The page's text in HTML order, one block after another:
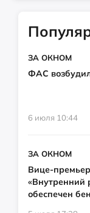
ЗА ОКНОМ
ФАС
6 июля 10:44
ЗА ОКНОМ
Вице-
«Внутренний
обеспечен